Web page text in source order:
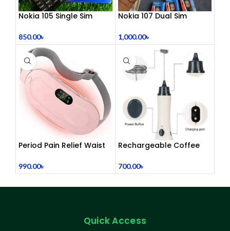
Nokia 105 Single Sim
850.00৳
Nokia 107 Dual Sim
1,000.00৳
Period Pain Relief Waist
990.00৳
Rechargeable Coffee
Foamer.
700.00৳
Quick Access